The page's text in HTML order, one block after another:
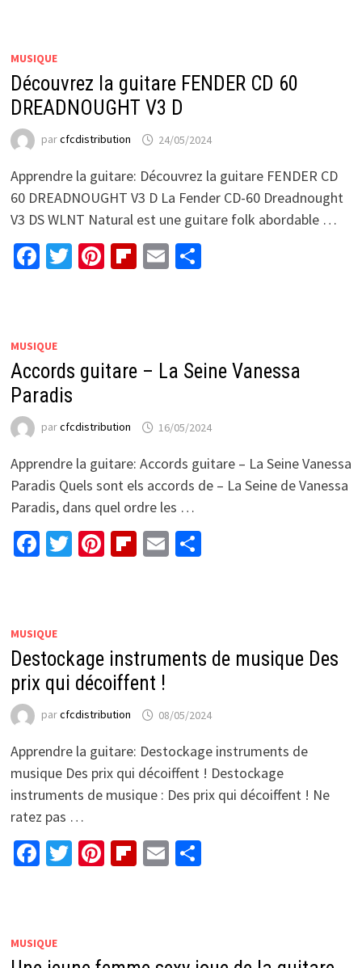
MUSIQUE
Découvrez la guitare FENDER CD 60
DREADNOUGHT V3 D
parcfcdistribution 24/05/2024
Apprendre la guitare: Découvrez la guitare FENDER CD
60 DREADNOUGHT V3 D La Fender CD-60 Dreadnought
V3 DS WLNT Natural est une guitare folk abordable …
Facebook
Twitter
Pinterest
Flipboard
EmailPartager
MUSIQUE
Accords guitare – La Seine Vanessa
Paradis
parcfcdistribution 16/05/2024
Apprendre la guitare: Accords guitare – La Seine Vanessa
Paradis Quels sont els accords de – La Seine de Vanessa
Paradis, dans quel ordre les …
Facebook
Twitter
Pinterest
Flipboard
EmailPartager
MUSIQUE
Destockage instruments de musique Des
prix qui décoiffent !
parcfcdistribution 08/05/2024
Apprendre la guitare: Destockage instruments de
musique Des prix qui décoiffent ! Destockage
instruments de musique : Des prix qui décoiffent ! Ne
ratez pas …
Facebook
Twitter
Pinterest
Flipboard
EmailPartager
MUSIQUE